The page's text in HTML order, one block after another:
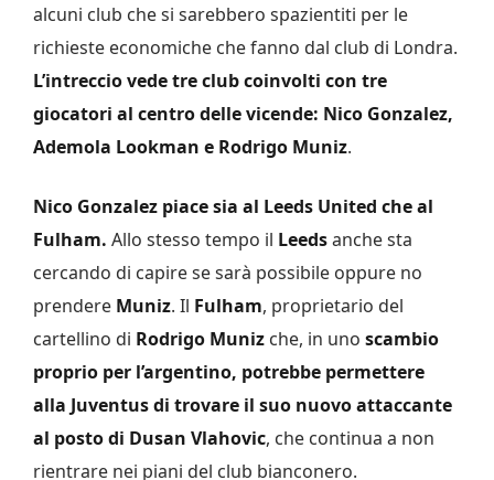
alcuni club che si sarebbero spazientiti per le
richieste economiche che fanno dal club di Londra.
L’intreccio vede tre club coinvolti con tre
giocatori al centro delle vicende: Nico Gonzalez,
Ademola Lookman e Rodrigo Muniz.
Nico Gonzalez piace sia al Leeds United che al
Fulham. Allo stesso tempo il Leedsanche sta
cercando di capire se sarà possibile oppure no
prendere Muniz. Il Fulham, proprietario del
cartellino di Rodrigo Muniz che, in uno scambio
proprio per l’argentino, potrebbe permettere
alla Juventus di trovare il suo nuovo attaccante
al posto di Dusan Vlahovic, che continua a non
rientrare nei piani del club bianconero.